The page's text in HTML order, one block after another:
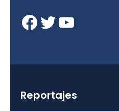
Facebook Twitter YouTube
Reportajes